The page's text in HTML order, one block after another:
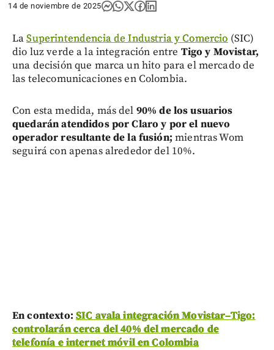
14 de noviembre de 2025
LaSuperintendencia de Industria y Comercio (SIC)
dio luz verde a la integración entre Tigo y Movistar,
una decisión que marca un hito para el mercado de
las telecomunicaciones en Colombia.
Con esta medida, más del 90% de los usuarios
quedarán atendidos por Claro y por el nuevo
operador resultante de la fusión;mientras Wom
seguirá con apenas alrededor del 10%.
En contexto: SIC avala integración Movistar–Tigo:
controlarán cerca del 40% del mercado de
telefonía e internet móvil en Colombia